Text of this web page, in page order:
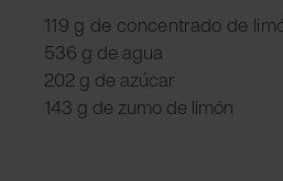
119 g de concentrado de
536 g de agua
202 g de azúcar
143 g de zumo de limón